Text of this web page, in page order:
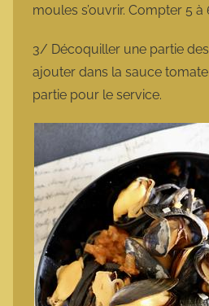
moules s’ouvrir. Compter 5 à
3/ Décoquiller une partie
ajouter dans la sauce
partie pour le service.